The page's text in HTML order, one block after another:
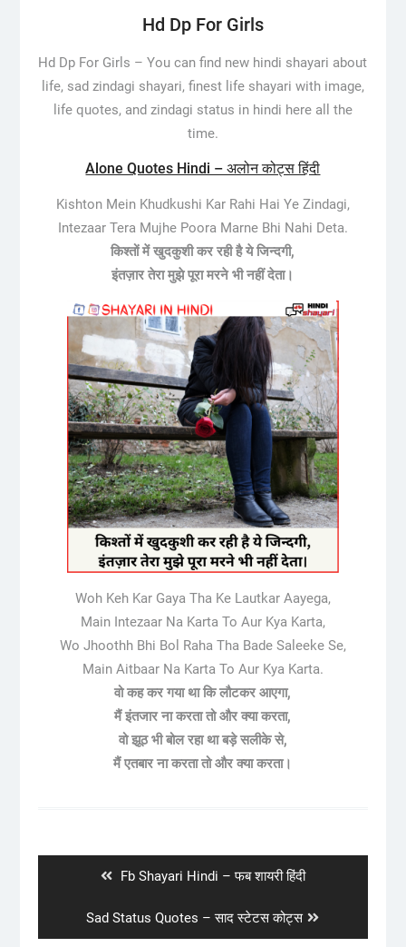
Hd Dp For Girls
Hd Dp For Girls –You can find new hindi shayari about
life, sad zindagi shayari, finest life shayari with image,
life quotes, and zindagi status in hindi here all the
time.
Alone Quotes Hindi – अलोन कोट्स हिंदी
Kishton Mein Khudkushi Kar Rahi Hai Ye Zindagi,
Intezaar Tera Mujhe Poora Marne Bhi Nahi Deta.
किश्तों में खुदकुशी कर रही है ये जिन्दगी,
इंतज़ार तेरा मुझे पूरा मरने भी नहीं देता।
Woh Keh Kar Gaya Tha Ke Lautkar Aayega,
Main Intezaar Na Karta To Aur Kya Karta,
Wo Jhoothh Bhi Bol Raha Tha Bade Saleeke Se,
Main Aitbaar Na Karta To Aur Kya Karta.
वो कह कर गया था कि लौटकर आएगा,
मैं इंतजार ना करता तो और क्या करता,
वो झूठ भी बोल रहा था बड़े सलीके से,
मैं एतबार ना करता तो और क्या करता।
Previous
Fb Shayari Hindi – फब शायरी हिंदी
Next
post:
Sad Status Quotes – साद स्टेटस कोट्स